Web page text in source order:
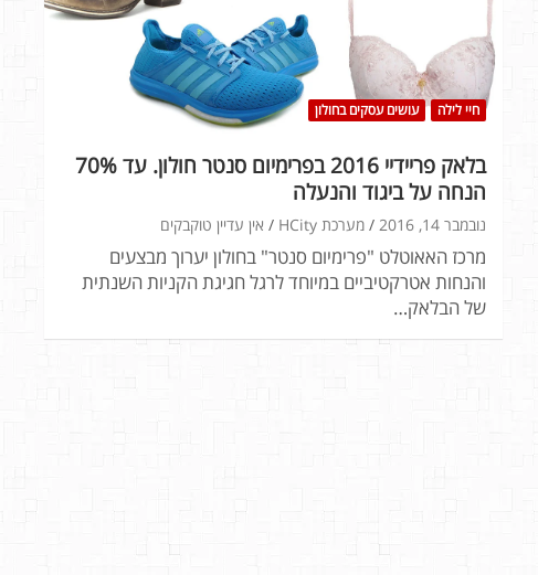
חיי לילה עושים עסקים בחולון
בלאק פריידיי 2016 בפרימיום סנטר חולון. עד 70%
הנחה על ביגוד והנעלה
נובמבר 14, 2016 מערכת HCity אין עדיין טוקבקים
מרכז האאוטלט "פרימיום סנטר" בחולון יערוך מבצעים
והנחות אטרקטיביים במיוחד לרגל חגיגת הקניות השנתית
של הבלאק…